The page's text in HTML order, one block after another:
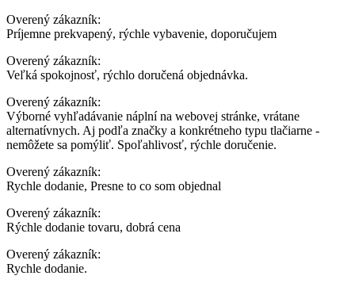
Overený zákazník:
Príjemne prekvapený, rýchle vybavenie, doporučujem
Overený zákazník:
Veľká spokojnosť, rýchlo doručená objednávka.
Overený zákazník:
Výborné vyhľadávanie náplní na webovej stránke, vrátane
alternatívnych. Aj podľa značky a konkrétneho typu tlačiarne -
nemôžete sa pomýliť. Spoľahlivosť, rýchle doručenie.
Overený zákazník:
Rychle dodanie, Presne to co som objednal
Overený zákazník:
Rýchle dodanie tovaru, dobrá cena
Overený zákazník:
Rychle dodanie.